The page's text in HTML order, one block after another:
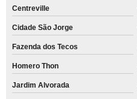
Centreville
Cidade São Jorge
Fazenda dos Tecos
Homero Thon
Jardim Alvorada